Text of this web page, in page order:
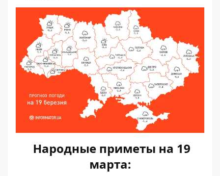
Народные приметы на 19
марта: